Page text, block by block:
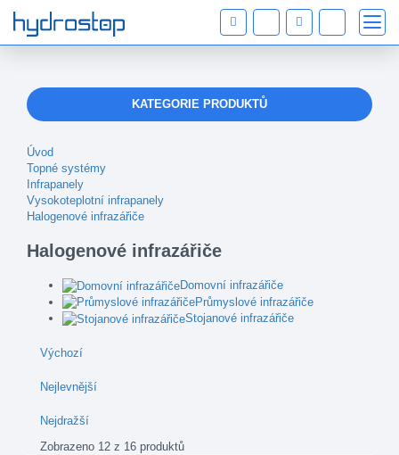
KATEGORIE PRODUKTŮ
Úvod
Topné systémy
Infrapanely
Vysokoteplotní infrapanely
Halogenové infrazářiče
Halogenové infrazářiče
Domovní infrazářiče
Průmyslové infrazářiče
Stojanové infrazářiče
Výchozí
Nejlevnější
Nejdražší
Zobrazeno 12 z 16 produktů